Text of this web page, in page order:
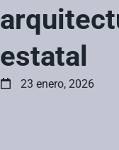
estatal
23 enero, 2026